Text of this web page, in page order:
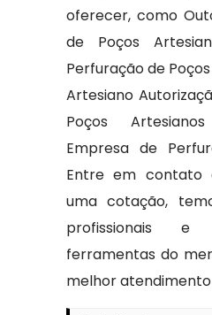
oferecer, como
de Poços
Perfuração de
Artesiano
Poços
Empresa de
Entre em contato
uma cotação,
profissionais e
ferramentas do
melhor